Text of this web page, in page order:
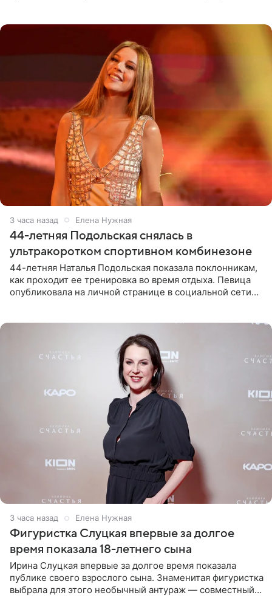
3 часа назад Елена Нужная
44-летняя Подольская снялась в
ультракоротком спортивном комбинезоне
44-летняя Наталья Подольская показала поклонникам,
как проходит ее тренировка во время отдыха. Певица
опубликовала на личной странице в социальной сети
3 часа назад Елена Нужная
Фигуристка Слуцкая впервые за долгое
время показала 18-летнего сына
Ирина Слуцкая впервые за долгое время показала
публике своего взрослого сына. Знаменитая фигуристка
выбрала для этого необычный антураж — совместный